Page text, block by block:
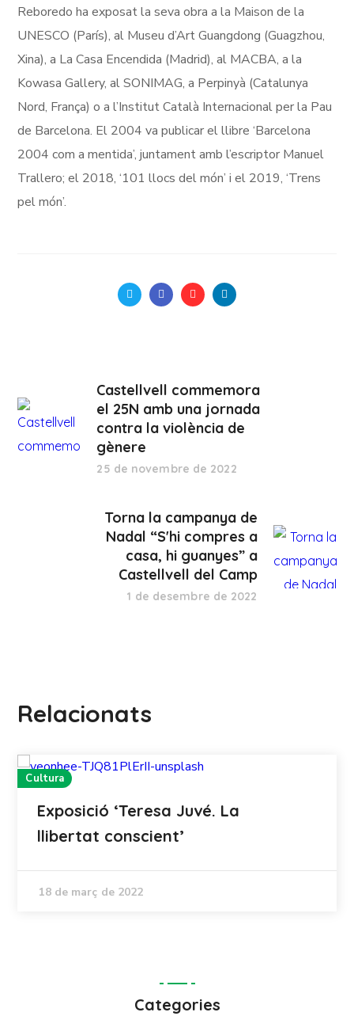
Reboredo ha exposat la seva obra a la Maison de la
UNESCO (París), al Museu d’Art Guangdong (Guagzhou,
Xina), a La Casa Encendida (Madrid), al MACBA, a la
Kowasa Gallery, al SONIMAG, a Perpinyà (Catalunya
Nord, França) o a l’Institut Català Internacional per la Pau
de Barcelona. El 2004 va publicar el llibre ‘Barcelona
2004 com a mentida’, juntament amb l’escriptor Manuel
Trallero; el 2018, ‘101 llocs del món’ i el 2019, ‘Trens
pel món’.
Castellvell commemora
el 25N amb una jornada
contra la violència de
gènere
25 de novembre de 2022
Torna la campanya de
Nadal “S'hi compres a
casa, hi guanyes” a
Castellvell del Camp
1 de desembre de 2022
Relacionats
Cultura
Exposició ‘Teresa Juvé. La
llibertat conscient’
18 de març de 2022
Categories